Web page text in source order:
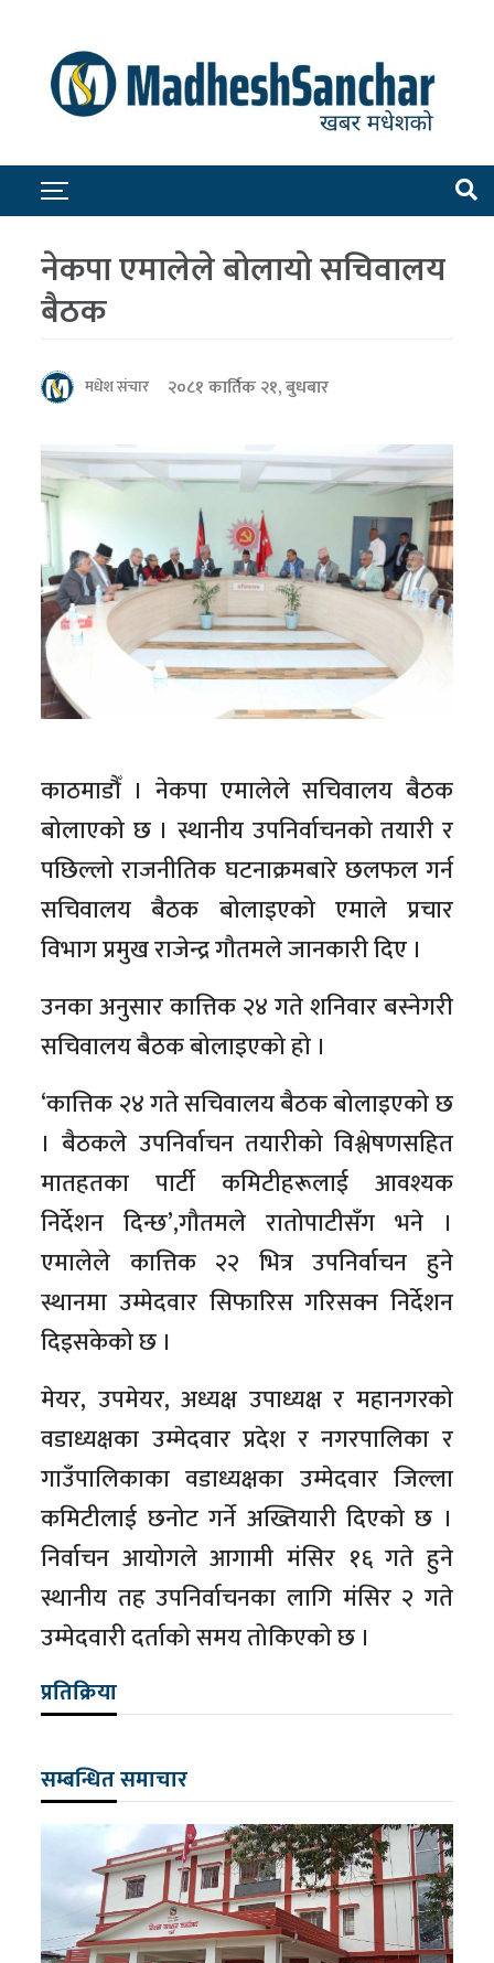
नेकपा एमालेले बोलायो सचिवालय
बैठक
मधेश संचार २०८१ कार्तिक २१, बुधबार
काठमाडौँ । नेकपा एमालेले सचिवालय बैठक
बोलाएको छ । स्थानीय उपनिर्वाचनको तयारी र
पछिल्लो राजनीतिक घटनाक्रमबारे छलफल गर्न
सचिवालय बैठक बोलाइएको एमाले प्रचार
विभाग प्रमुख राजेन्द्र गौतमले जानकारी दिए ।
उनका अनुसार कात्तिक २४ गते शनिवार बस्नेगरी
सचिवालय बैठक बोलाइएको हो ।
‘कात्तिक २४ गते सचिवालय बैठक बोलाइएको छ
। बैठकले उपनिर्वाचन तयारीको विश्लेषणसहित
मातहतका पार्टी कमिटीहरूलाई आवश्यक
निर्देशन दिन्छ’,गौतमले रातोपाटीसँग भने ।
एमालेले कात्तिक २२ भित्र उपनिर्वाचन हुने
स्थानमा उम्मेदवार सिफारिस गरिसक्न निर्देशन
दिइसकेको छ ।
मेयर, उपमेयर, अध्यक्ष उपाध्यक्ष र महानगरको
वडाध्यक्षका उम्मेदवार प्रदेश र नगरपालिका र
गाउँपालिकाका वडाध्यक्षका उम्मेदवार जिल्ला
कमिटीलाई छनोट गर्ने अख्तियारी दिएको छ ।
निर्वाचन आयोगले आगामी मंसिर १६ गते हुने
स्थानीय तह उपनिर्वाचनका लागि मंसिर २ गते
उम्मेदवारी दर्ताको समय तोकिएको छ ।
प्रतिक्रिया
सम्बन्धित समाचार